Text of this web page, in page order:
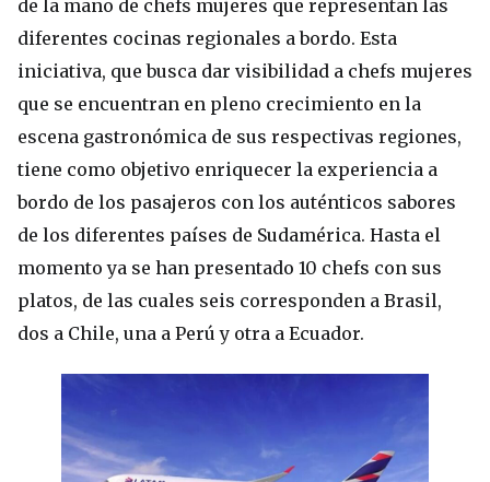
de la mano de chefs mujeres que representan las
diferentes cocinas regionales a bordo. Esta
iniciativa, que busca dar visibilidad a chefs mujeres
que se encuentran en pleno crecimiento en la
escena gastronómica de sus respectivas regiones,
tiene como objetivo enriquecer la experiencia a
bordo de los pasajeros con los auténticos sabores
de los diferentes países de Sudamérica. Hasta el
momento ya se han presentado 10 chefs con sus
platos, de las cuales seis corresponden a Brasil,
dos a Chile, una a Perú y otra a Ecuador.